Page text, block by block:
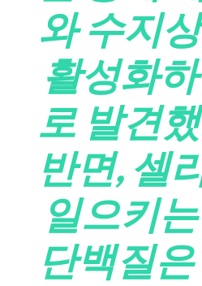
와 수지
활성화
로 발견
반면, 셀
일으키
단백질